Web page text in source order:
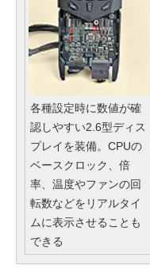
各種設定時に数値が確
認しやすい2.6型ディス
プレイを装備。CPUの
ベースクロック、倍
率、温度やファンの回
転数などをリアルタイ
ムに表示させることも
できる